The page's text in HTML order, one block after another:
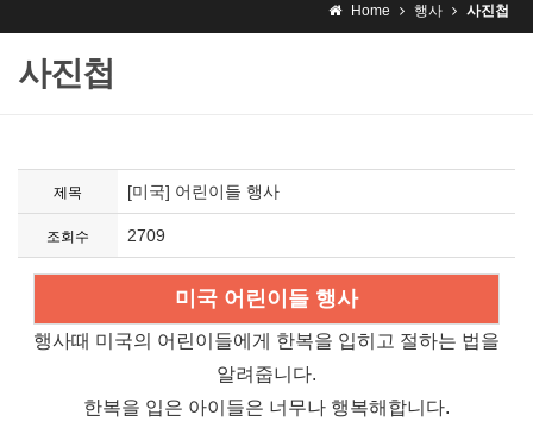
Home 행사 사진첩
사진첩
제목 [미국] 어린이들 행사
조회수 2709
미국 어린이들 행사
행사때 미국의 어린이들에게 한복을 입히고 절하는 법을
알려줍니다.
한복을 입은 아이들은 너무나 행복해합니다.